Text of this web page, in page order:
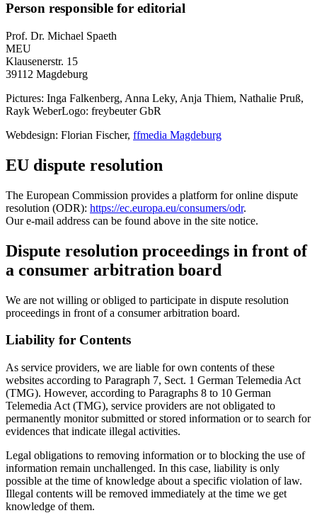
Person responsible for editorial
Prof. Dr. Michael Spaeth
MEU
Klausenerstr. 15
39112 Magdeburg
Pictures: Inga Falkenberg, Anna Leky, Anja Thiem, Nathalie Pruß,
Rayk WeberLogo: freybeuter GbR
Webdesign: Florian Fischer, ffmedia Magdeburg
EU dispute resolution
The European Commission provides a platform for online dispute
resolution (ODR): https://ec.europa.eu/consumers/odr.
Our e-mail address can be found above in the site notice.
Dispute resolution proceedings in front of
a consumer arbitration board
We are not willing or obliged to participate in dispute resolution
proceedings in front of a consumer arbitration board.
Liability for Contents
As service providers, we are liable for own contents of these
websites according to Paragraph 7, Sect. 1 German Telemedia Act
(TMG). However, according to Paragraphs 8 to 10 German
Telemedia Act (TMG), service providers are not obligated to
permanently monitor submitted or stored information or to search for
evidences that indicate illegal activities.
Legal obligations to removing information or to blocking the use of
information remain unchallenged. In this case, liability is only
possible at the time of knowledge about a specific violation of law.
Illegal contents will be removed immediately at the time we get
knowledge of them.